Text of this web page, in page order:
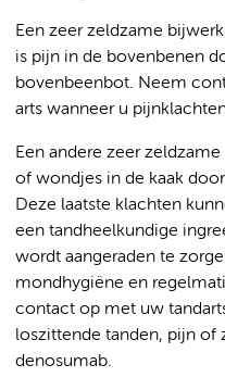
Een zeer zeldzame
is pijn in de bovenbenen
bovenbeenbot. Neem
arts wanneer u
Een andere zeer
of wondjes in de kaak
Deze laatste klachten
een tandheelkundige
wordt aangeraden te
mondhygiëne en
contact op met uw
loszittende tanden, pijn of
denosumab.